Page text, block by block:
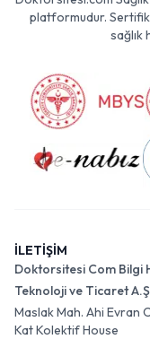
platformudur.
sağlık
İLETİŞİM
Doktorsitesi Com Bilgi
Teknoloji ve Ticaret
Maslak Mah. Ahi Evran
Kat Kolektif House